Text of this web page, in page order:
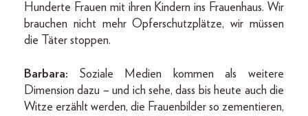
Hunderte Frauen mit ihren Kindern ins Frauenhaus. Wir
brauchen nicht mehr Opferschutzplätze, wir müssen
die Täter stoppen.
Barbara: Soziale Medien kommen als weitere
Dimension dazu – und ich sehe, dass bis heute auch die
Witze erzählt werden, die Frauenbilder so zementieren,